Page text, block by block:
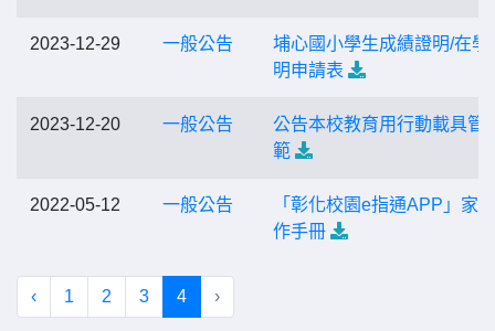
2023-12-29 一般公告
埔心國小學生成績證明/在學
明申請表
2023-12-20 一般公告
公告本校教育用行動載具管
範
2022-05-12 一般公告
「彰化校園e指通APP」家
作手冊
‹ 1 2 3 4 ›